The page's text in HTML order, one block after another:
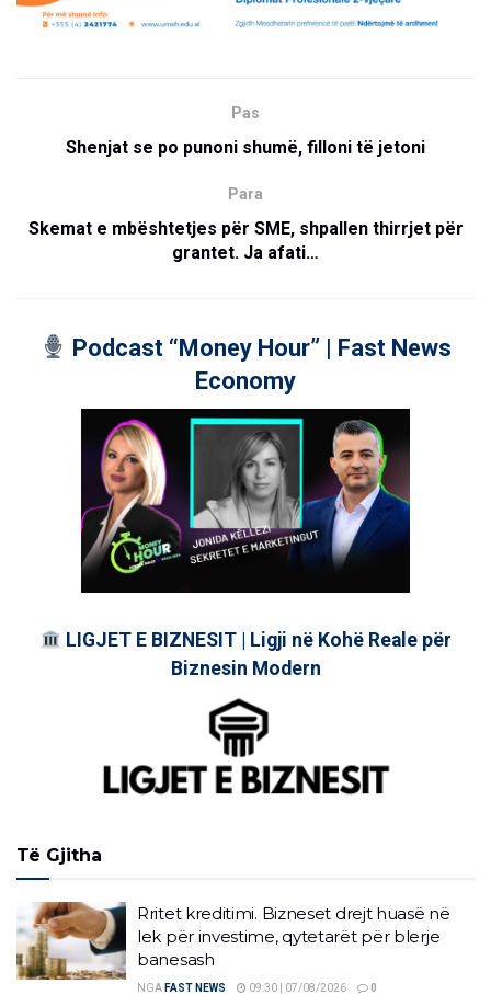
Pas
Shenjat se po punoni shumë, filloni të jetoni
Para
Skemat e mbështetjes për SME, shpallen thirrjet për
grantet. Ja afati…
Podcast “Money Hour” | Fast News
Economy
LIGJET E BIZNESIT | Ligji në Kohë Reale për
Biznesin Modern
Të Gjitha
Rritet kreditimi. Bizneset drejt huasë në
lek për investime, qytetarët për blerje
banesash
NGA FAST NEWS 09:30 | 07/08/2026 0